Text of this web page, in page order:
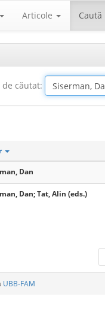
Articole Caută
de căutat:
Dan
Dan; Tat, Alin (eds.)
UBB-FAM